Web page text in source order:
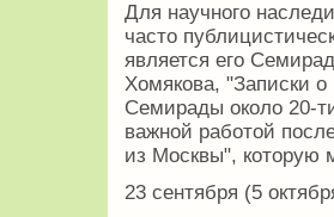
Для научного
часто
является его
Хомякова, "Записки
Семирады около 20-
важной работой
из Москвы", которую
23 сентября (5